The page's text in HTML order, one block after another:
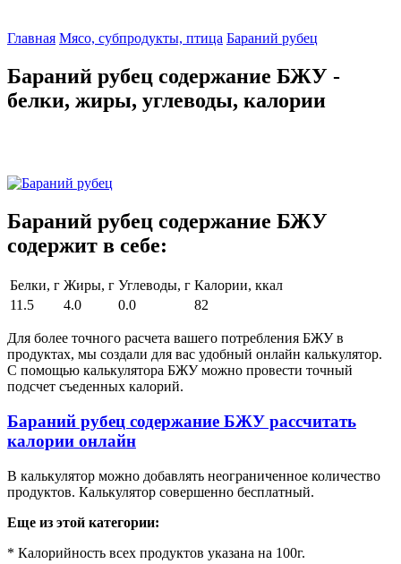
Главная Мясо, субпродукты, птица Бараний рубец
Бараний рубец содержание БЖУ -
белки, жиры, углеводы, калории
Бараний рубец содержание БЖУ
содержит в себе:
Белки, г Жиры, г Углеводы, г Калории, ккал
11.5
4.0 0.0 82
Для более точного расчета вашего потребления БЖУ в
продуктах, мы создали для вас удобный онлайн калькулятор.
С помощью калькулятора БЖУ можно провести точный
подсчет съеденных калорий.
Бараний рубец содержание БЖУ рассчитать
калории онлайн
В калькулятор можно добавлять неограниченное количество
продуктов. Калькулятор совершенно бесплатный.
Еще из этой категории:
* Калорийность всех продуктов указана на 100г.